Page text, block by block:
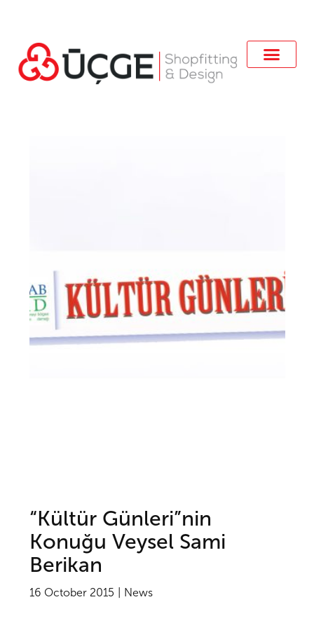
“Kültür Günleri”nin
Konuğu Veysel Sami
Berikan
16 October 2015 News